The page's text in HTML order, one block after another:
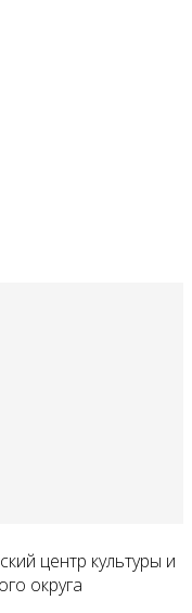
центр культуры и
округа